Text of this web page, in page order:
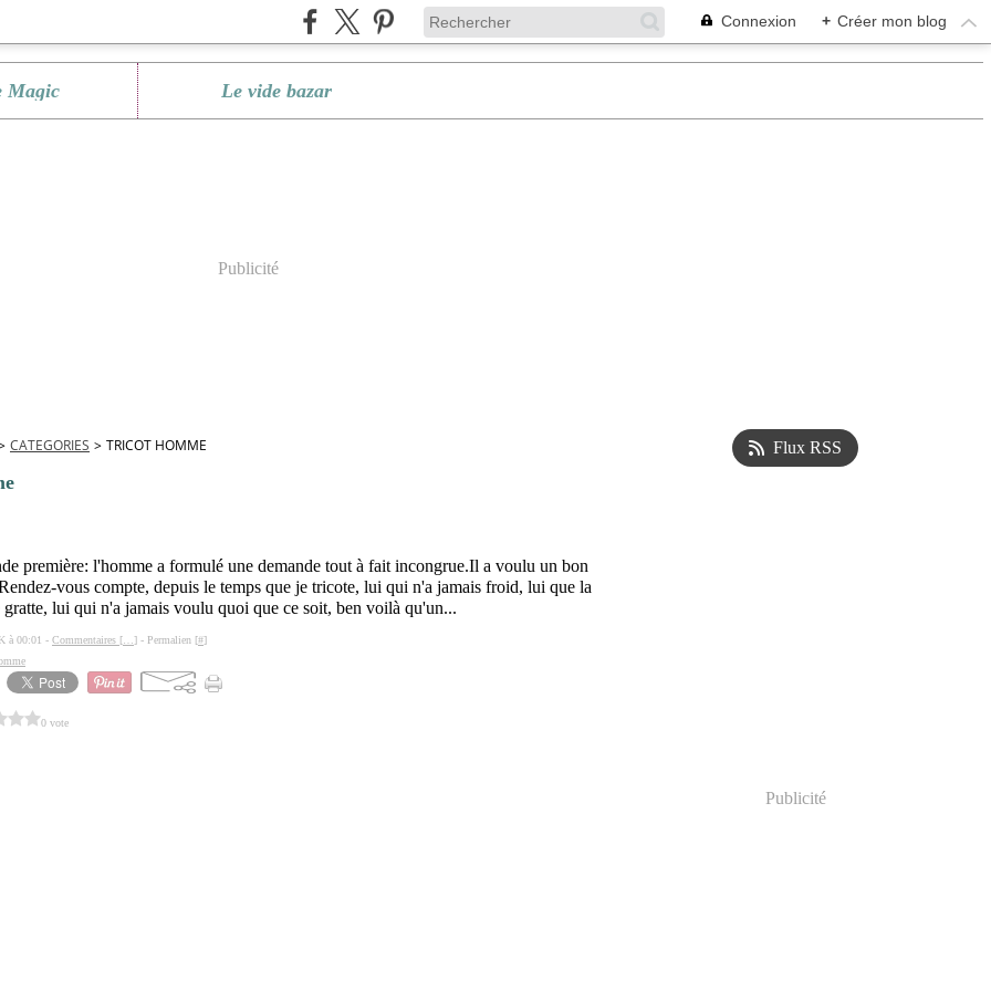
Connexion + Créer mon blog
Magic Le vide bazar
Publicité
CATEGORIES > TRICOT HOMME
première: l'homme a formulé une demande tout à fait incongrue.Il a voulu un bon
vous compte, depuis le temps que je tricote, lui qui n'a jamais froid, lui que la
gratte, lui qui n'a jamais voulu quoi que ce soit, ben voilà qu'un...
à 00:01 - Commentaires [ ] - Permalien [#]
0 vote
Flux RSS
Publicité